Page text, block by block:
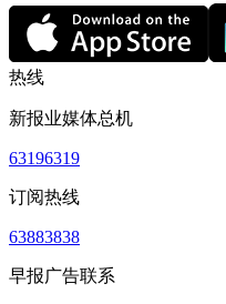
热线
新报业媒体总机
63196319
订阅热线
63883838
早报广告联系